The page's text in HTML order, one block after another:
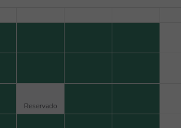
Reservado